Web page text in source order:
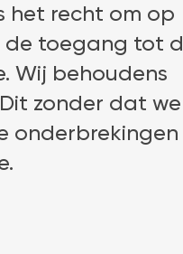
het recht om op
de toegang tot
Wij behoudens
zonder dat we
onderbrekingen